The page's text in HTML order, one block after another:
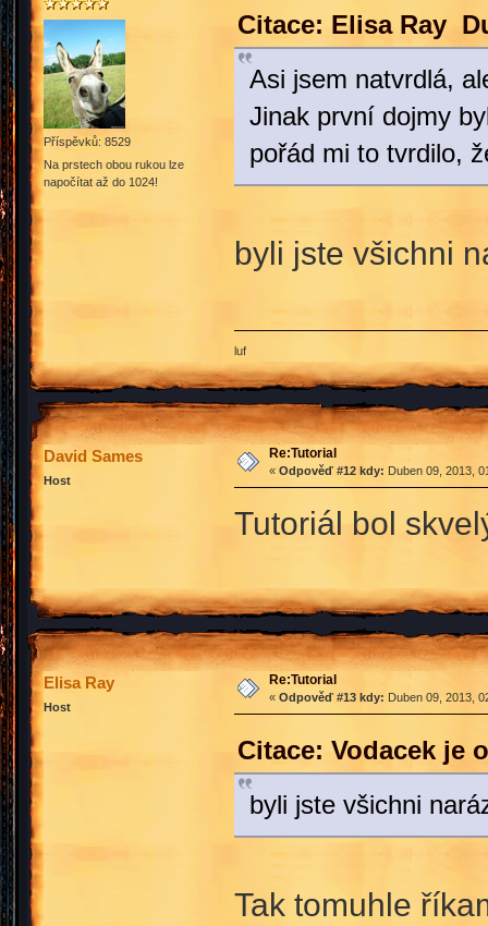
Příspěvků: 8529
Na prstech obou rukou lze
napočítat až do 1024!
Citace: Elisa Ray
Asi jsem natvrdlá,
Jinak první dojmy
pořád mi to tvrdilo,
byli jste všichni
luf
David Sames
Host
Re:Tutorial
« Odpověď #12 kdy: Duben 09, 2013,
Tutoriál bol
Elisa Ray
Host
Re:Tutorial
« Odpověď #13 kdy: Duben 09, 2013,
Citace: Vodacek je
byli jste všichni
Tak tomuhle